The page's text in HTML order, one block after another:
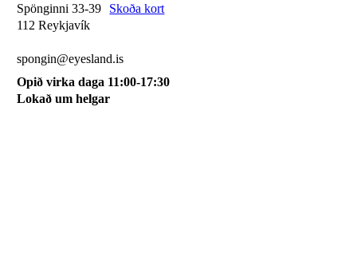
Spönginni 33-39
Skoða kort
112 Reykjavík
spongin@eyesland.is
Opið virka daga 11:00-17:30
Lokað um helgar